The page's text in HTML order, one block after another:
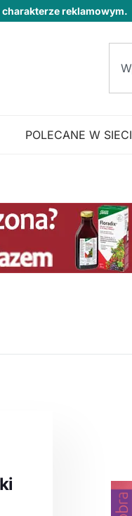
reklamowym.
POLECANE W SIECI